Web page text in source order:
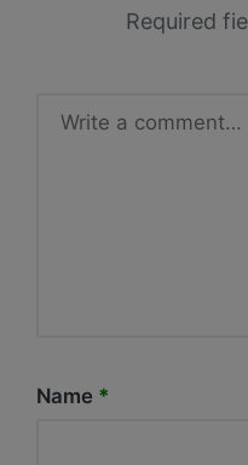
Required
Name *